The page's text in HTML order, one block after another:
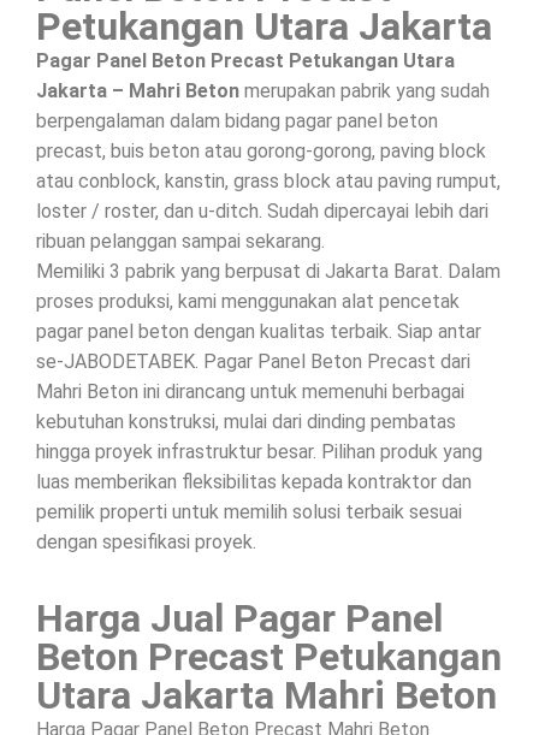
Petukangan Utara Jakarta
Pagar Panel Beton Precast Petukangan Utara
Jakarta – Mahri Beton merupakan pabrik yang sudah
berpengalaman dalam bidang pagar panel beton
precast, buis beton atau gorong-gorong, paving block
atau conblock, kanstin, grass block atau paving rumput,
loster / roster, dan u-ditch. Sudah dipercayai lebih dari
ribuan pelanggan sampai sekarang.
Memiliki 3 pabrik yang berpusat di Jakarta Barat. Dalam
proses produksi, kami menggunakan alat pencetak
pagar panel beton dengan kualitas terbaik. Siap antar
se-JABODETABEK. Pagar Panel Beton Precast dari
Mahri Beton ini dirancang untuk memenuhi berbagai
kebutuhan konstruksi, mulai dari dinding pembatas
hingga proyek infrastruktur besar. Pilihan produk yang
luas memberikan fleksibilitas kepada kontraktor dan
pemilik properti untuk memilih solusi terbaik sesuai
dengan spesifikasi proyek.
Harga Jual Pagar Panel
Beton Precast Petukangan
Utara Jakarta Mahri Beton
Harga Pagar Panel Beton Precast Mahri Beton